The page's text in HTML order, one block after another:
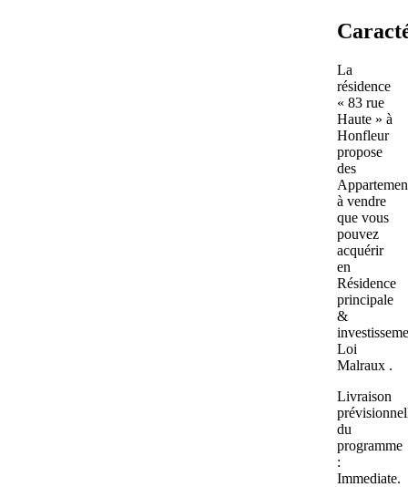
La
résidence
« 83 rue
Haute » à
Honfleur
propose
des
à vendre
que vous
pouvez
acquérir
en
Résidence
principale
&
Loi
Malraux .
Livraison
du
programme
:
Immediate.